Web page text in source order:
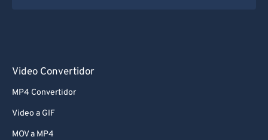
Video Convertidor
MP4 Convertidor
Video a GIF
MOV a MP4